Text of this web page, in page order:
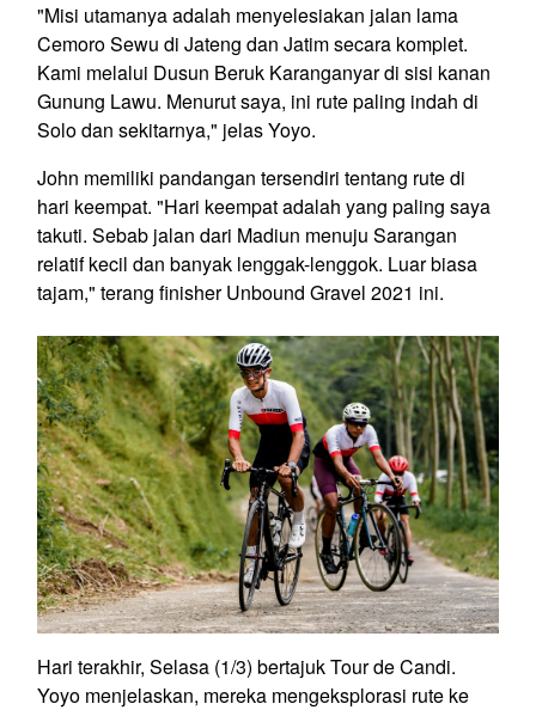
"Misi utamanya adalah menyelesiakan jalan lama
Cemoro Sewu di Jateng dan Jatim secara komplet.
Kami melalui Dusun Beruk Karanganyar di sisi kanan
Gunung Lawu. Menurut saya, ini rute paling indah di
Solo dan sekitarnya," jelas Yoyo.
John memiliki pandangan tersendiri tentang rute di
hari keempat. "Hari keempat adalah yang paling saya
takuti. Sebab jalan dari Madiun menuju Sarangan
relatif kecil dan banyak lenggak-lenggok. Luar biasa
tajam," terang finisher Unbound Gravel 2021 ini.
Hari terakhir, Selasa (1/3) bertajuk Tour de Candi.
Yoyo menjelaskan, mereka mengeksplorasi rute ke